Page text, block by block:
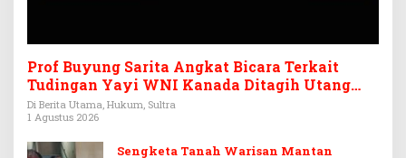
Prof Buyung Sarita Angkat Bicara Terkait
Tudingan Yayi WNI Kanada Ditagih Utang
Rp3,6 Miliar
Di Berita Utama, Hukum, Sultra
1 Agustus 2026
Sengketa Tanah Warisan Mantan